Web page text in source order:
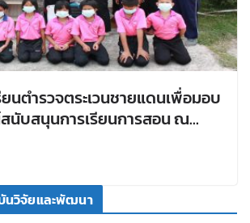
นตำรวจตระเวนชายแดนเพื่อมอบ
บสนุนการเรียนการสอน ณ
นองแคน อ.นาด้วง และ
ชมภู อ.เอราวัณ จ.เลย
นวิจัยและพัฒนา